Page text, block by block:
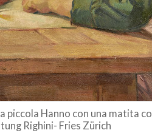
piccola Hanno con una matita
Righini- Fries Zürich